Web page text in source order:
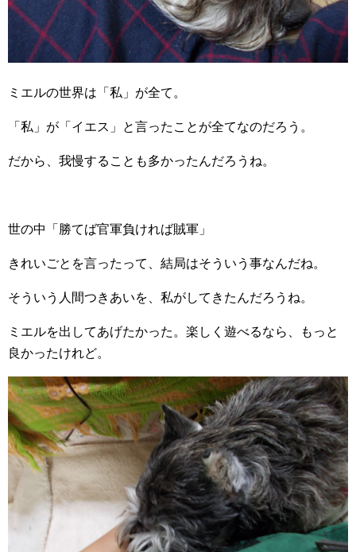
ミエルの世界は「私」が全て。
「私」が「イエス」と言ったことが全てなのだろう。
だから、我慢することも多かったんだろうね。
世の中「勝てば官軍負ければ賊軍」
きれいごとを言ったって、結局はそういう事なんだね。
そういう人間つきあいを、私がしてきたんだろうね。
ミエルを出してあげたかった。楽しく遊べるなら、もっと
良かったけれど。